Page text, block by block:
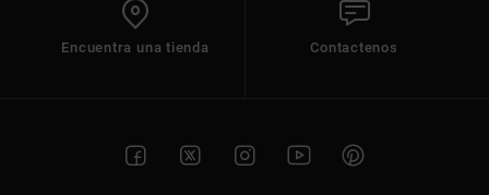
Encuentra una tienda Contactenos